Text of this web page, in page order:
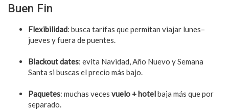
Buen Fin
Flexibilidad: busca tarifas que permitan viajar lunes–
jueves y fuera de puentes.
Blackout dates: evita Navidad, Año Nuevo y Semana
Santa si buscas el precio más bajo.
Paquetes: muchas veces vuelo + hotelbaja más que por
separado.